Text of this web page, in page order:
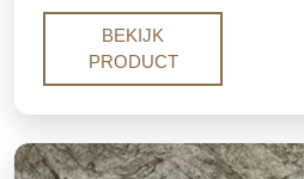
wandbekleding en
Beschikbaar in gepolijste,
afwerkingen. Verkregen en
Galleria met betrouwbare
vriendelijke prijzen.
BEKIJK
PRODUCT